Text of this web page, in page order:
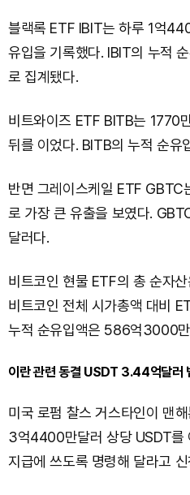
블랙록 ETF IBIT는 하루 1억
유입을 기록했다. IBIT의 누적
로 집계됐다.
비트와이즈 ETF BITB는 1770
뒤를 이었다. BITB의 누적 순
반면 그레이스케일 ETF
로 가장 큰 유출을 보였다.
달러다.
비트코인 현물 ETF의 총 순자
비트코인 전체 시가총액 대비
누적 순유입액은 586억3000
이란 관련 동결 USDT 3.44억달러
미국 로펌 찰스 거스타인이 맨
3억4400만달러 상당 USDT를
지급에 쓰도록 명령해 달라고